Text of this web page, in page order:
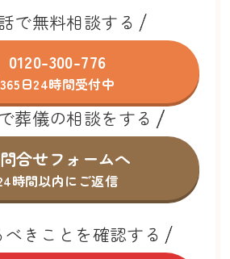
で無料相談する
0120-300-776
365日24時間受付中
葬儀の相談をする
合せフォームへ
時間以内にご返信
べきことを確認する